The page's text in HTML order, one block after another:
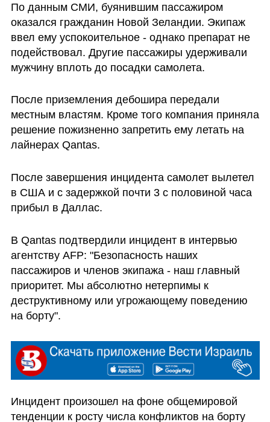
По данным СМИ, буянившим пассажиром
оказался гражданин Новой Зеландии. Экипаж
ввел ему успокоительное - однако препарат не
подействовал. Другие пассажиры удерживали
мужчину вплоть до посадки самолета.
После приземления дебошира передали
местным властям. Кроме того компания приняла
решение пожизненно запретить ему летать на
лайнерах Qantas.
После завершения инцидента самолет вылетел
в США и с задержкой почти 3 с половиной часа
прибыл в Даллас.
В Qantas подтвердили инцидент в интервью
агентству AFP: "Безопасность наших
пассажиров и членов экипажа - наш главный
приоритет. Мы абсолютно нетерпимы к
деструктивному или угрожающему поведению
на борту".
Инцидент произошел на фоне общемировой
тенденции к росту числа конфликтов на борту